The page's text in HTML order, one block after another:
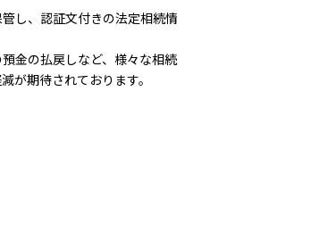
し、認証文付きの法定相続情
金の払戻しなど、様々な相続
が期待されております。